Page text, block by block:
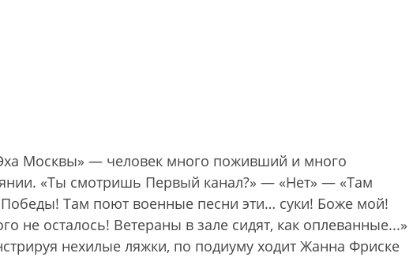
Москвы» — человек много поживший и много
«Ты смотришь Первый канал?» — «Нет» — «Там
Там поют военные песни эти… суки! Боже мой!
не осталось! Ветераны в зале сидят, как оплеванные...»
нехилые ляжки, по подиуму ходит Жанна Фриске